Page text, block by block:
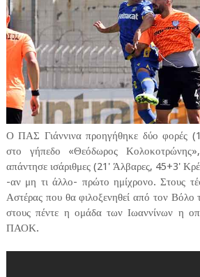
Ο ΠΑΣ Γιάννινα προηγήθηκε δύο φορές
στο γήπεδο «Θεόδωρος
απάντησε ισάριθμες (21' Άλβαρες, 45+3'
-αν μη τι άλλο- πρώτο ημίχρονο. Στους
Αστέρας που θα φιλοξενηθεί από τον Βόλο
στους πέντε η ομάδα των Ιωαννίνων η
ΠΑΟΚ.